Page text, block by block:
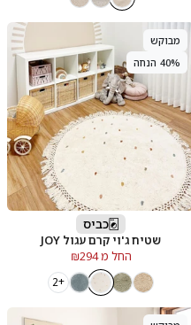
מבוקש
40% הנחה
כביס
שטיח ג'וי קרם עגול JOY
החל מ ₪294
+2